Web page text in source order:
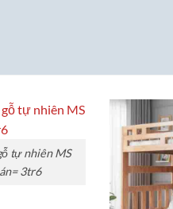
tự nhiên MS
3tr6